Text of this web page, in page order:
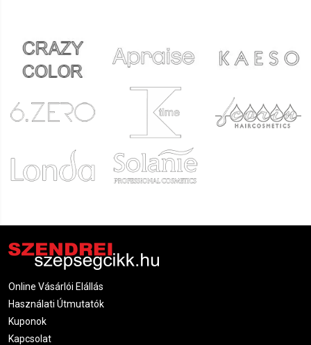
Online Vásárlói Elállás
Használati Útmutatók
Kuponok
Kapcsolat